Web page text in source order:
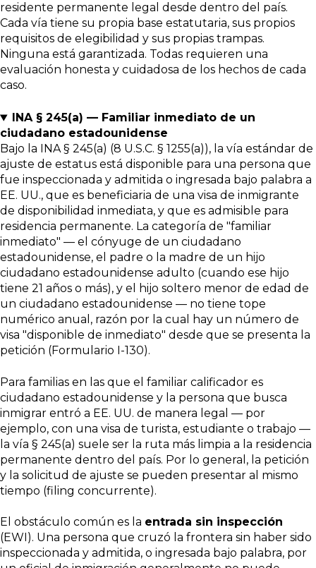
residente permanente legal desde dentro del país.
Cada vía tiene su propia base estatutaria, sus propios
requisitos de elegibilidad y sus propias trampas.
Ninguna está garantizada. Todas requieren una
evaluación honesta y cuidadosa de los hechos de cada
caso.
INA § 245(a) — Familiar inmediato de un
ciudadano estadounidense
Bajo la INA § 245(a) (8 U.S.C. § 1255(a)), la vía estándar de
ajuste de estatus está disponible para una persona que
fue inspeccionada y admitida o ingresada bajo palabra a
EE. UU., que es beneficiaria de una visa de inmigrante
de disponibilidad inmediata, y que es admisible para
residencia permanente. La categoría de "familiar
inmediato" — el cónyuge de un ciudadano
estadounidense, el padre o la madre de un hijo
ciudadano estadounidense adulto (cuando ese hijo
tiene 21 años o más), y el hijo soltero menor de edad de
un ciudadano estadounidense — no tiene tope
numérico anual, razón por la cual hay un número de
visa "disponible de inmediato" desde que se presenta la
petición (Formulario I-130).
Para familias en las que el familiar calificador es
ciudadano estadounidense y la persona que busca
inmigrar entró a EE. UU. de manera legal — por
ejemplo, con una visa de turista, estudiante o trabajo —
la vía § 245(a) suele ser la ruta más limpia a la residencia
permanente dentro del país. Por lo general, la petición
y la solicitud de ajuste se pueden presentar al mismo
tiempo (filing concurrente).
El obstáculo común es la entrada sin inspección
(EWI). Una persona que cruzó la frontera sin haber sido
inspeccionada y admitida, o ingresada bajo palabra, por